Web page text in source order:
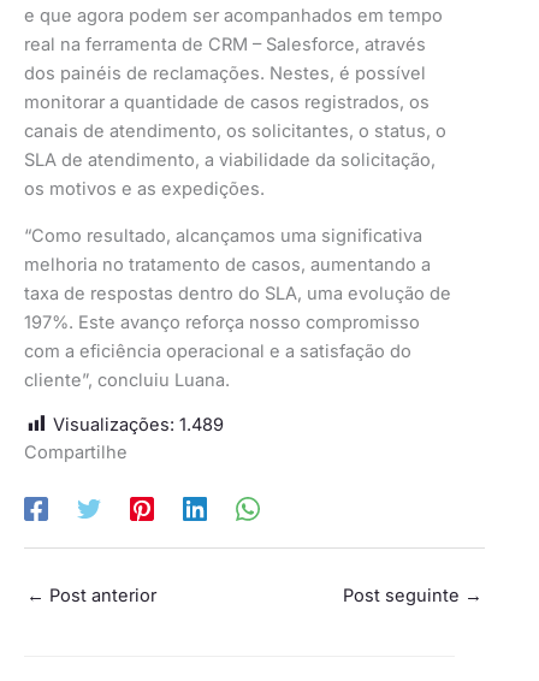
e que agora podem ser acompanhados em tempo
real na ferramenta de CRM – Salesforce, através
dos painéis de reclamações. Nestes, é possível
monitorar a quantidade de casos registrados, os
canais de atendimento, os solicitantes, o status, o
SLA de atendimento, a viabilidade da solicitação,
os motivos e as expedições.
“Como resultado, alcançamos uma significativa
melhoria no tratamento de casos, aumentando a
taxa de respostas dentro do SLA, uma evolução de
197%. Este avanço reforça nosso compromisso
com a eficiência operacional e a satisfação do
cliente”, concluiu Luana.
Visualizações: 1.489
Compartilhe
← Post anterior Post seguinte →